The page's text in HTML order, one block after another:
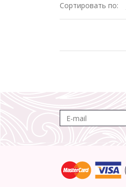
Сортировать по: